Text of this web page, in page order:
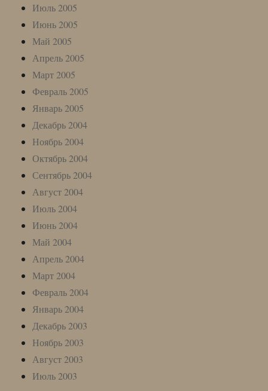
Июль 2005
Июнь 2005
Май 2005
Апрель 2005
Март 2005
Февраль 2005
Январь 2005
Декабрь 2004
Ноябрь 2004
Октябрь 2004
Сентябрь 2004
Август 2004
Июль 2004
Июнь 2004
Май 2004
Апрель 2004
Март 2004
Февраль 2004
Январь 2004
Декабрь 2003
Ноябрь 2003
Август 2003
Июль 2003